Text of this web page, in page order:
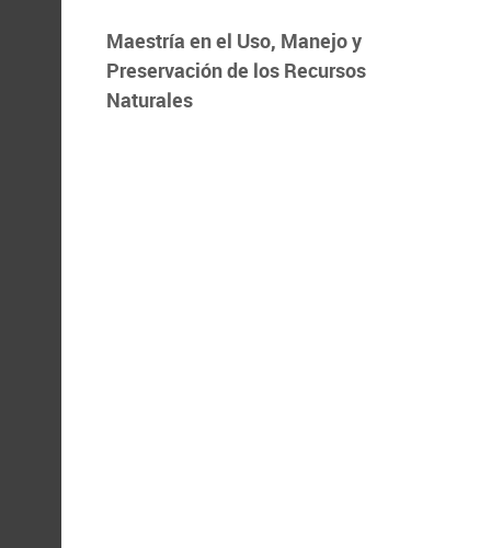
Maestría en el Uso, Manejo y
Preservación de los Recursos
Naturales